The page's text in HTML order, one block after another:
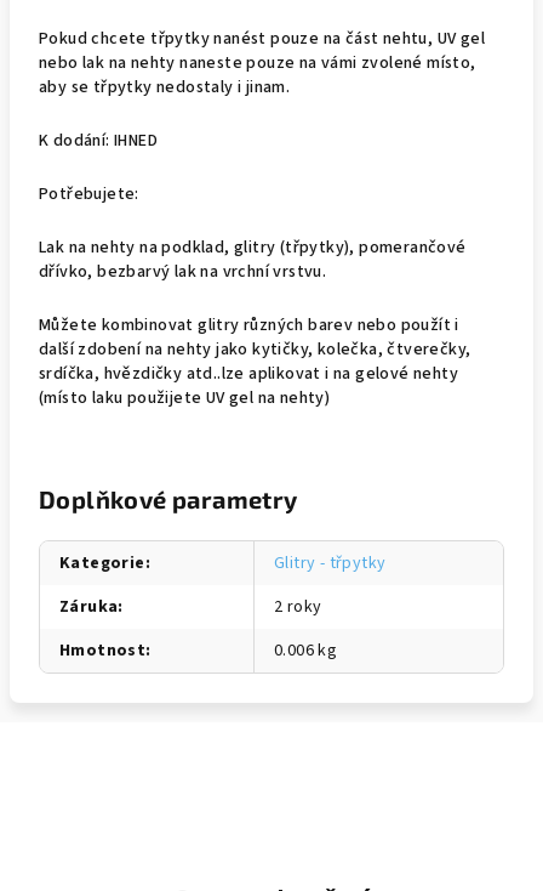
Pokud chcete třpytky nanést pouze na část nehtu, UV gel
nebo lak na nehty naneste pouze na vámi zvolené místo,
aby se třpytky nedostaly i jinam.
K dodání: IHNED
Potřebujete:
Lak na nehty na podklad, glitry (třpytky), pomerančové
dřívko, bezbarvý lak na vrchní vrstvu.
Můžete kombinovat glitry různých barev nebo použít i
další zdobení na nehty jako kytičky, kolečka, čtverečky,
srdíčka, hvězdičky atd..lze aplikovat i na gelové nehty
(místo laku použijete UV gel na nehty)
Doplňkové parametry
Kategorie:
Glitry - třpytky
Záruka:
2 roky
Hmotnost: 0.006 kg